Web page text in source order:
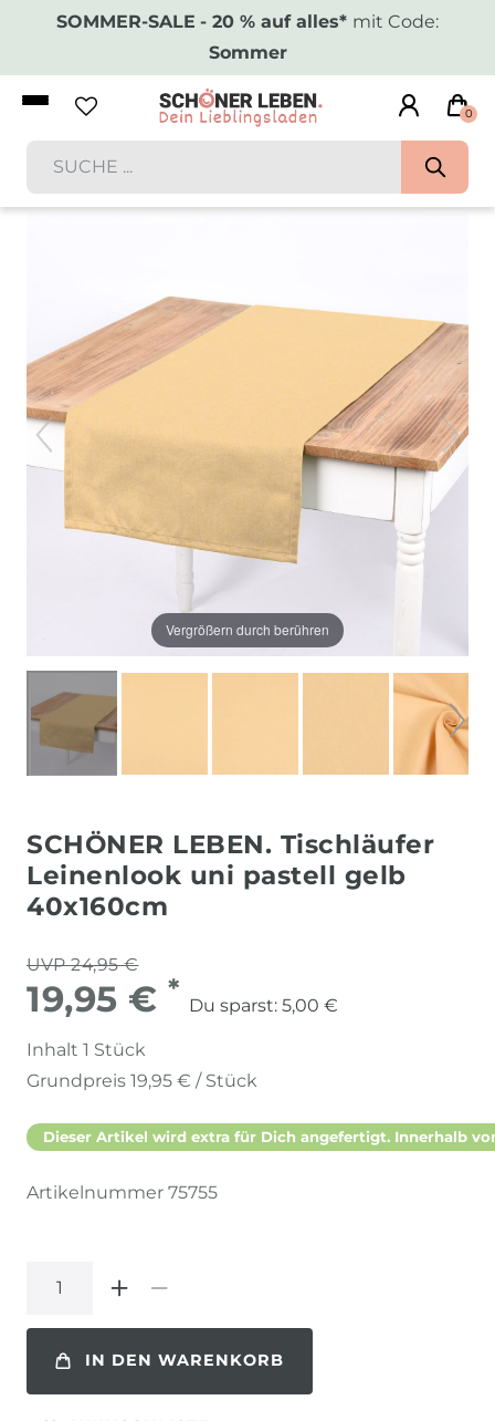
SOMMER-SALE - 20 % auf alles* mit Code:
Sommer
0
Vergrößern durch berühren
SCHÖNER LEBEN. Tischläufer
Leinenlook uni pastell gelb
40x160cm
UVP 24,95 €
19,95 € *
Du sparst: 5,00 €
Inhalt 1 Stück
Grundpreis 19,95 € / Stück
Dieser Artikel wird extra für Dich angefertigt. Innerhalb
Artikelnummer 75755
IN DEN WARENKORB